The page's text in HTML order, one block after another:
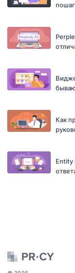
Как
Entity